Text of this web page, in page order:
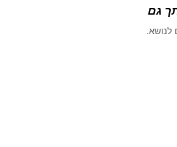
גם
לנושא.